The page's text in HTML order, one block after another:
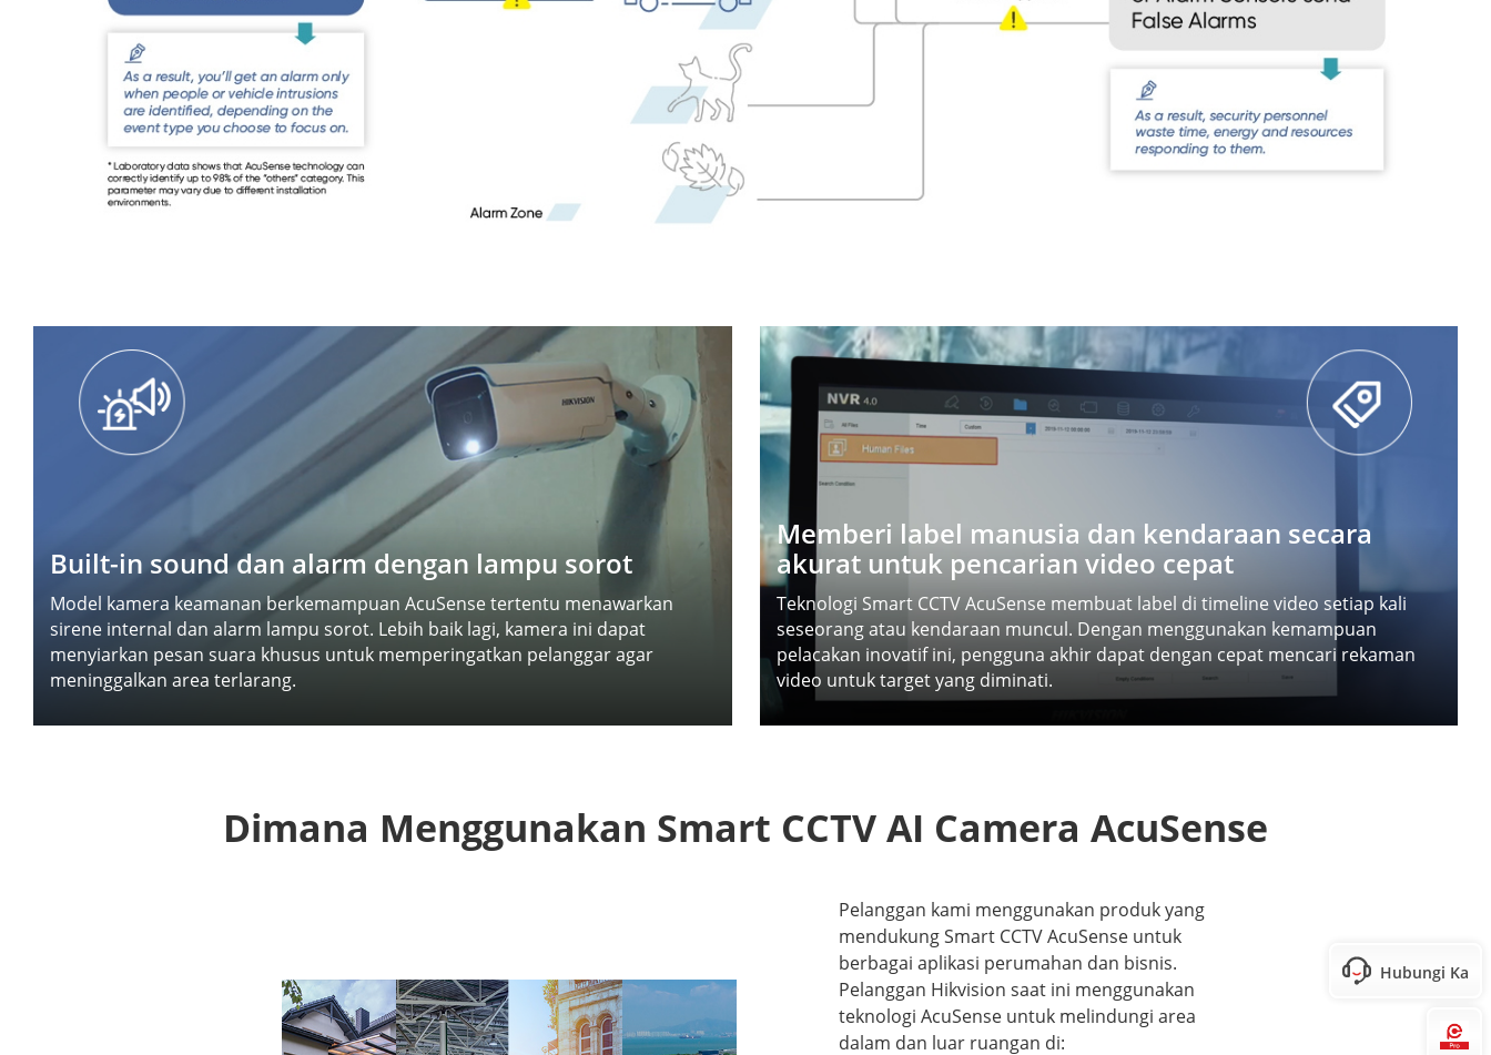
Built-in sound dan alarm dengan lampu sorot
Model kamera keamanan berkemampuan AcuSense tertentu menawarkan
sirene internal dan alarm lampu sorot. Lebih baik lagi, kamera ini dapat
menyiarkan pesan suara khusus untuk memperingatkan pelanggar agar
meninggalkan area terlarang.
Memberi label manusia dan kendaraan secara
akurat untuk pencarian video cepat
Teknologi Smart CCTV AcuSense membuat label di timeline video setiap kali
seseorang atau kendaraan muncul. Dengan menggunakan kemampuan
pelacakan inovatif ini, pengguna akhir dapat dengan cepat mencari rekaman
video untuk target yang diminati.
Dimana Menggunakan Smart CCTV AI Camera AcuSense
Pelanggan kami menggunakan produk yang
mendukung Smart CCTV AcuSense untuk
berbagai aplikasi perumahan dan bisnis.
Pelanggan Hikvision saat ini menggunakan
teknologi AcuSense untuk melindungi area
dalam dan luar ruangan di:
Hubungi Kami